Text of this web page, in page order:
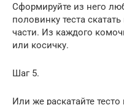
Сформируйте из него
половинку теста
части. Из каждого
или косичку.
Шаг 5.
Или же раскатайте